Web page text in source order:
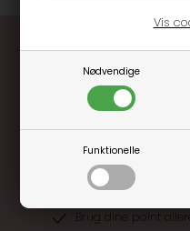
Nødvendige
Funktionelle
Vis
Optjen 3% i
Særlige,
Brug dine point